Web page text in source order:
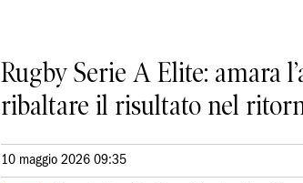
Rugby Serie A Elite: amara
ribaltare il risultato nel
10 maggio 2026 09:35